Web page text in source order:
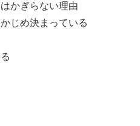
かぎらない理由
じめ決まっている